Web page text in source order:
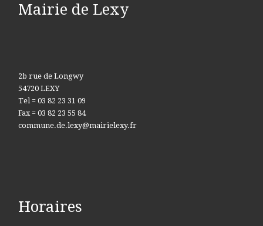
Mairie de Lexy
2b rue de Longwy
54720 LEXY
Tel = 03 82 23 31 09
Fax = 03 82 23 55 84
commune.de.lexy@mairielexy.fr
Horaires